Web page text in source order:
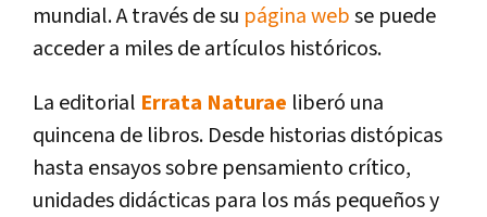
mundial. A través de su página webse puede
acceder a miles de artículos históricos.
La editorial Errata Naturae liberó una
quincena de libros. Desde historias distópicas
hasta ensayos sobre pensamiento crítico,
unidades didácticas para los más pequeños y